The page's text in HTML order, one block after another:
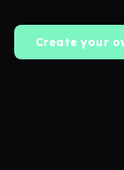
Create your